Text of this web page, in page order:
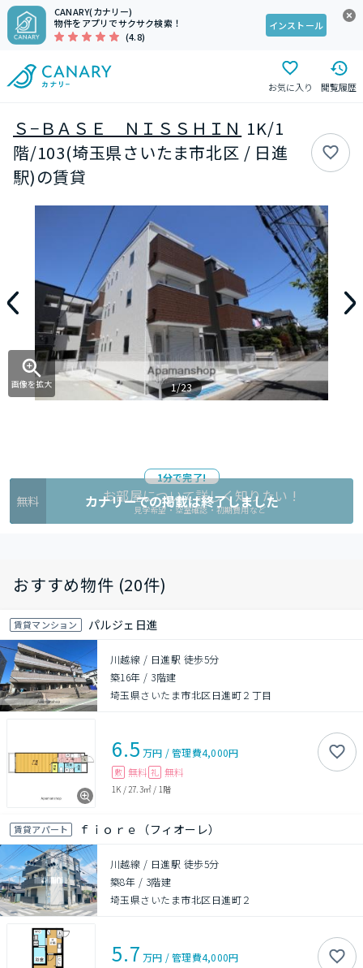
CANARY(カナリー)
物件をアプリでサクサク検索！
(4.8)
インストール
お気に入り 閲覧履歴
Ｓ−ＢＡＳＥ ＮＩＳＳＨＩＮ 1K/1
階/103(埼玉県さいたま市北区 / 日進
駅)の賃貸
画像を拡大 1/23
1分で完了!
無料 お部屋について詳しく知りたい !
見学希望・空室確認・初期費用など
カナリーでの掲載は終了しました
おすすめ物件 (20件)
賃貸マンション パルジェ日進
川越線 / 日進駅 徒歩5分
築16年 / 3階建
埼玉県さいたま市北区日進町２丁目
6.5 万円 /管理費4,000円
敷 無料 礼 無料
1K / 27.3㎡ / 1階
賃貸アパート ｆｉｏｒｅ（フィオーレ）
川越線 / 日進駅 徒歩5分
築8年 / 3階建
埼玉県さいたま市北区日進町２
5.7 万円 /管理費4,000円